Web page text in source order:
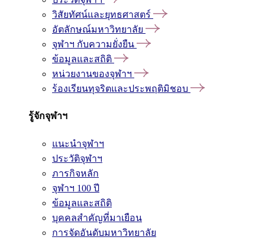
วิสัยทัศน์และยุทธศาสตร์
อัตลักษณ์มหาวิทยาลัย
จุฬาฯ กับความยั่งยืน
ข้อมูลและสถิติ
หน่วยงานของจุฬาฯ
ร้องเรียนทุจริตและประพฤติมิชอบ
รู้จักจุฬาฯ
แนะนำจุฬาฯ
ประวัติจุฬาฯ
ภารกิจหลัก
จุฬาฯ 100 ปี
ข้อมูลและสถิติ
บุคคลสำคัญที่มาเยือน
การจัดอันดับมหาวิทยาลัย